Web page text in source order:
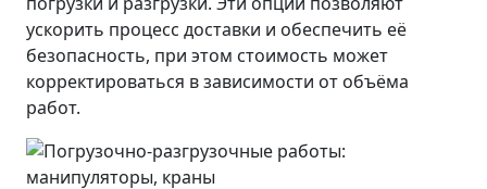
ускорить процесс доставки и обеспечить её
безопасность, при этом стоимость может
корректироваться в зависимости от объёма
работ.